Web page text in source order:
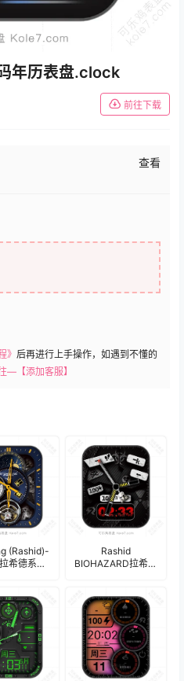
年历表盘.clock
前往下载
查看
》 后再进行上手操作，如遇到不懂的
—【添加客服】
(Rashid)-
希德系列
Rashid
BIOHAZARD拉希德